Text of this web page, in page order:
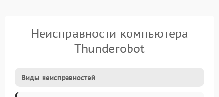
Неисправности компьютера
Thunderobot
Виды неисправностей